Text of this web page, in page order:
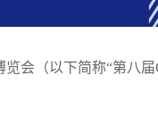
会（以下简称“第八